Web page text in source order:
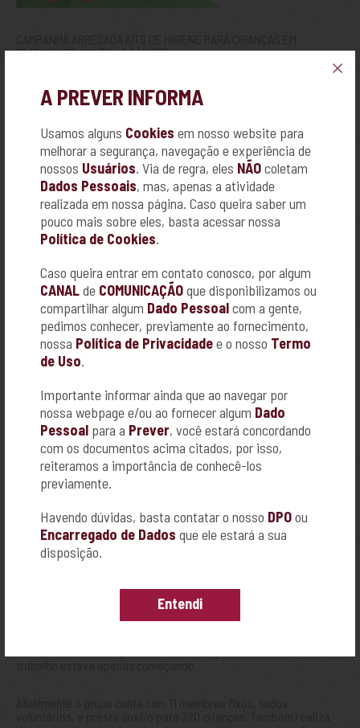
A PREVER INFORMA
Usamos alguns Cookies em nosso website para
melhorar a segurança, navegação e experiência de
nossos Usuários. Via de regra, eles NÃOcoletam
Dados Pessoais, mas, apenas a atividade
realizada em nossa página. Caso queira saber um
pouco mais sobre eles, basta acessar nossa
Política de Cookies.
Caso queira entrar em contato conosco, por algum
CANALde COMUNICAÇÃOque disponibilizamos ou
compartilhar algum Dado Pessoalcom a gente,
pedimos conhecer, previamente ao fornecimento,
nossa Política de Privacidadee o nosso Termo
de Uso.
Importante informar ainda que ao navegar por
nossa webpage e/ou ao fornecer algum Dado
Pessoal para a Prever, você estará concordando
com os documentos acima citados, por isso,
reiteramos a importância de conhecê-los
previamente.
Havendo dúvidas, basta contatar o nosso DPOou
Encarregado de Dados que ele estará a sua
disposição.
Entendi
TRATAMENTO CONTRA O CÂNCER
Nara Lemos, responsável pelo projeto Turma Sangue Bom, faz
campanha para arrecadar até 1º de outubro 150 kits contendo
lenços umedecidos hipoalergênicos, sabonete e fralda
descartável.
Para levar um pouco mais de conforto e dignidade para as
crianças em tratamento contra o câncer, em Ribeirão Preto,
voluntários que fazem parte do projeto “Turma Sangue Bom”,
liderado por Nara Lemos, estão somando esforços para
arrecadação de diversos donativos. A meta do grupo é conseguir
assaduras, creme dental, lenços umedecidos hipoalergênicos,
sabonetes e fraldas descartáveis, para serem entregues no dia
05 de outubro.
O ponto de coleta é a UniPrev - Prever Campos Elíseos – Av.
Saudade, 630, nos Campos Elíseos.
As crianças beneficiadas fazem tratamento em um Hospital de
Ribeirão Preto e moram na casa de apoio da instituição, na
companhia de um familiar.
Nara Lemos explica que quem não puder doar o kit completo,
pode levar até o ponto de coleta a quantidade de itens que tiver
Mais informações podem ser obtidas pelo telefone (16) 3434-
1000.
O trabalho do grupo teve início em dezembro de 2012, após Nara